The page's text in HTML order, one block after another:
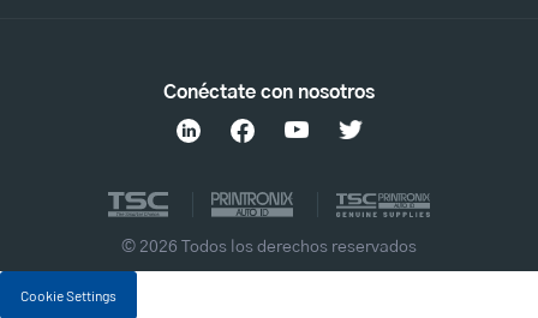
Conéctate con nosotros
© 2026 Todos los derechos reservados
Cookie Settings